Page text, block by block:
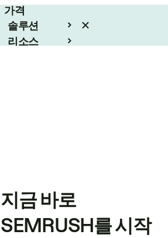
가격
솔루션
리소스
지금 바로
SEMRUSH를 시작